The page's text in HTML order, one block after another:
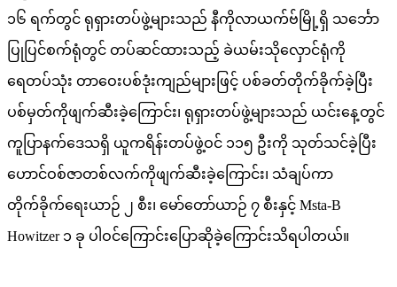
၁၆ ရက်တွင် ရုရှားတပ်ဖွဲ့များသည် နီကိုလာယက်ဗ်မြို့ရှိ သင်္ဘော
ပြုပြင်စက်ရုံတွင် တပ်ဆင်ထားသည့် ခဲယမ်းသိုလှောင်ရုံကို
ရေတပ်သုံး တာဝေးပစ်ဒုံးကျည်များဖြင့် ပစ်ခတ်တိုက်ခိုက်ခဲ့ပြီး
ပစ်မှတ်ကိုဖျက်ဆီးခဲ့ကြောင်း၊ ရုရှားတပ်ဖွဲ့များသည် ယင်းနေ့တွင်
ကူပြာနက်ဒေသရှိ ယူကရိန်းတပ်ဖွဲ့ဝင် ၁၁၅ ဦးကို သုတ်သင်ခဲ့ပြီး
ဟောင်ဝစ်ဇာတစ်လက်ကိုဖျက်ဆီးခဲ့ကြောင်း၊ သံချပ်ကာ
တိုက်ခိုက်ရေးယာဉ် ၂ စီး၊ မော်တော်ယာဉ် ၇ စီးနှင့် Msta-B
Howitzer ၁ ခု ပါဝင်ကြောင်းပြောဆိုခဲ့ကြောင်းသိရပါတယ်။